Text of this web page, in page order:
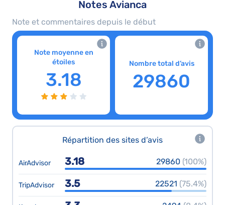
Notes Avianca
Note et commentaires depuis le début
Note moyenne en
étoiles
3.18
Nombre total d’avis
29860
Répartition des sites d’avis
AirAdvisor 3.18 29860 (100%)
TripAdvisor 3.5 22521 (75.4%)